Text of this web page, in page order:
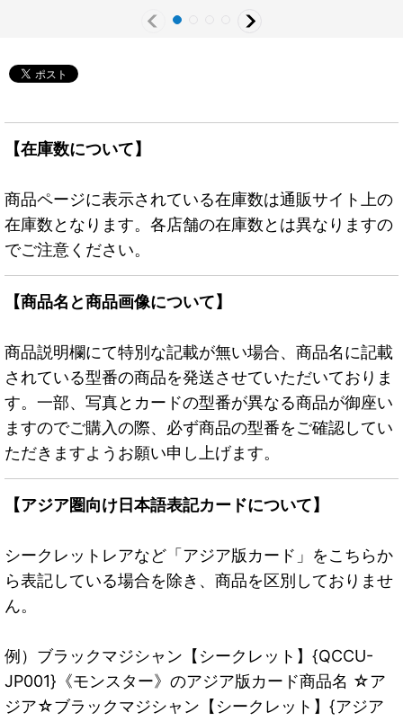
【在庫数について】
商品ページに表示されている在庫数は通販サイト上の
在庫数となります。各店舗の在庫数とは異なりますの
でご注意ください。
【商品名と商品画像について】
商品説明欄にて特別な記載が無い場合、商品名に記載
されている型番の商品を発送させていただいておりま
す。一部、写真とカードの型番が異なる商品が御座い
ますのでご購入の際、必ず商品の型番をご確認してい
ただきますようお願い申し上げます。
【アジア圏向け日本語表記カードについて】
シークレットレアなど「アジア版カード」をこちらか
ら表記している場合を除き、商品を区別しておりませ
ん。
例）ブラックマジシャン【シークレット】{QCCU-
JP001}《モンスター》のアジア版カード商品名 ☆ア
ジア☆ブラックマジシャン【シークレット】{アジア